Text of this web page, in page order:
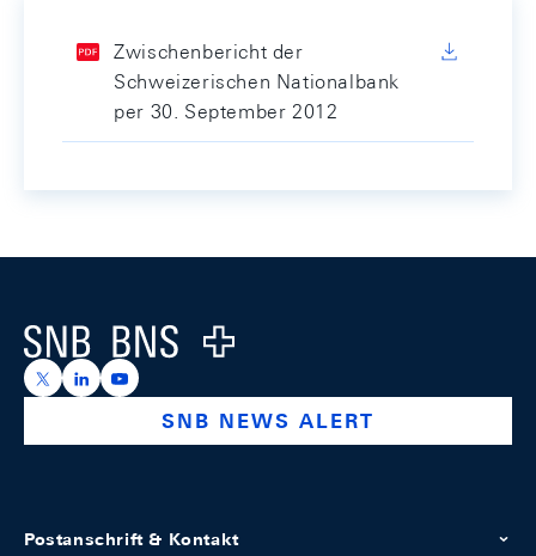
Zwischenbericht der
Schweizerischen Nationalbank
per 30. September 2012
Logo
https://x.com/snb_bns
https://ch.linkedin.com/company/swiss-national-
https://www.youtube.com/@swissnationalbank
SNB NEWS ALERT
Postanschrift & Kontakt